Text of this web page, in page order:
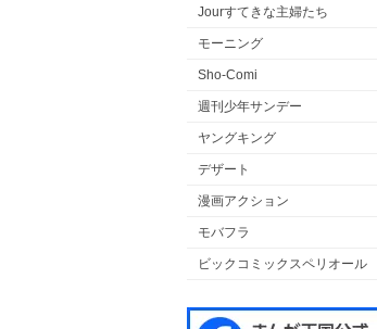
Jourすてきな主婦たち
モーニング
Sho-Comi
週刊少年サンデー
ヤングキング
デザート
漫画アクション
モバフラ
ビックコミックスペリオール